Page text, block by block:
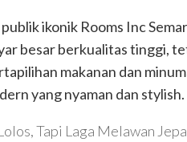
publikikonik Rooms Inc
besarberkualitastinggi,
makanan dan
yang nyaman dan stylish.
Tapi Laga Melawan